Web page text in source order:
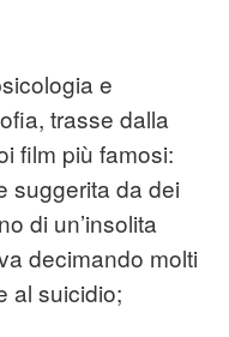
e
trasse dalla
film più famosi:
suggerita da dei
di un’insolita
decimando molti
al suicidio;